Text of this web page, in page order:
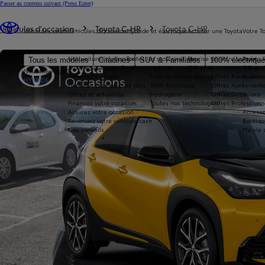
Passer au contenu suivant (Press Enter)
Véhicules neufs
Tous les modèles Citadines SUV & Familiales 100%
Nouvelle Aygo X
HYBRIDE
Véhicules d'occasion
Nos voitures d'occasion
Avantages Toyota Occasions
Réservez en ligne
Livraison près de chez vous
Offres et actualités
Financez votre occasion
Assurez votre occasion
Revendez votre véhicule cash
Nos conseils
Hybride et électrique
Toutes les motorisations
Hybride
Hydrogène
Toutes nos technologies
Acheter une Toyota
Reprise de votre voiture
Offres du moment
Offres Particuliers
Offres Après-
Offres Occasions
Offres
Votre
Toyota
Offres
Ma vie
Véhicules d'occasion Toyota C-HR Toyota C-HR